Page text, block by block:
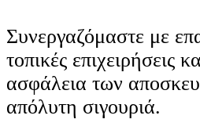
Συνεργαζόμαστε με
τοπικές επιχειρήσεις
ασφάλεια των
απόλυτη σιγουριά.